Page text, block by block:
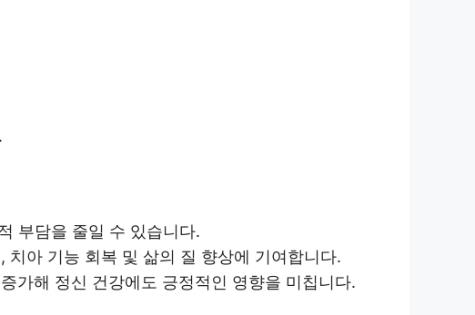
부담을 줄일 수 있습니다.
아 기능 회복 및 삶의 질 향상에 기여합니다.
가해 정신 건강에도 긍정적인 영향을 미칩니다.